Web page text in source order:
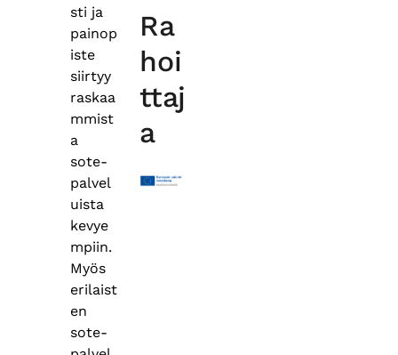
sti ja
painop
iste
siirtyy
raskaa
mmist
a
sote-
palvel
uista
kevye
mpiin.
Myös
erilaist
en
sote-
Ra
hoi
ttaj
a